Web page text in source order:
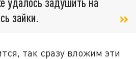
зайки.
так сразу вложим эти